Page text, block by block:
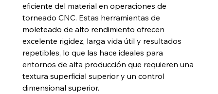
eficiente del material en operaciones de
torneado CNC. Estas herramientas de
moleteado de alto rendimiento ofrecen
excelente rigidez, larga vida útil y resultados
repetibles, lo que las hace ideales para
entornos de alta producción que requieren una
textura superficial superior y un control
dimensional superior.